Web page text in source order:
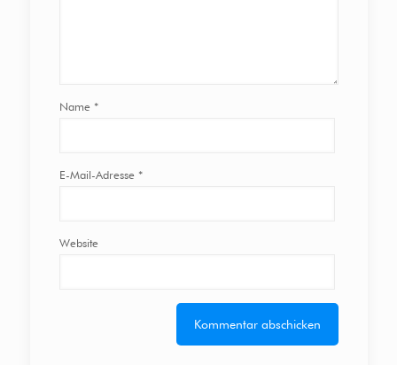
Name *
E-Mail-Adresse *
Website